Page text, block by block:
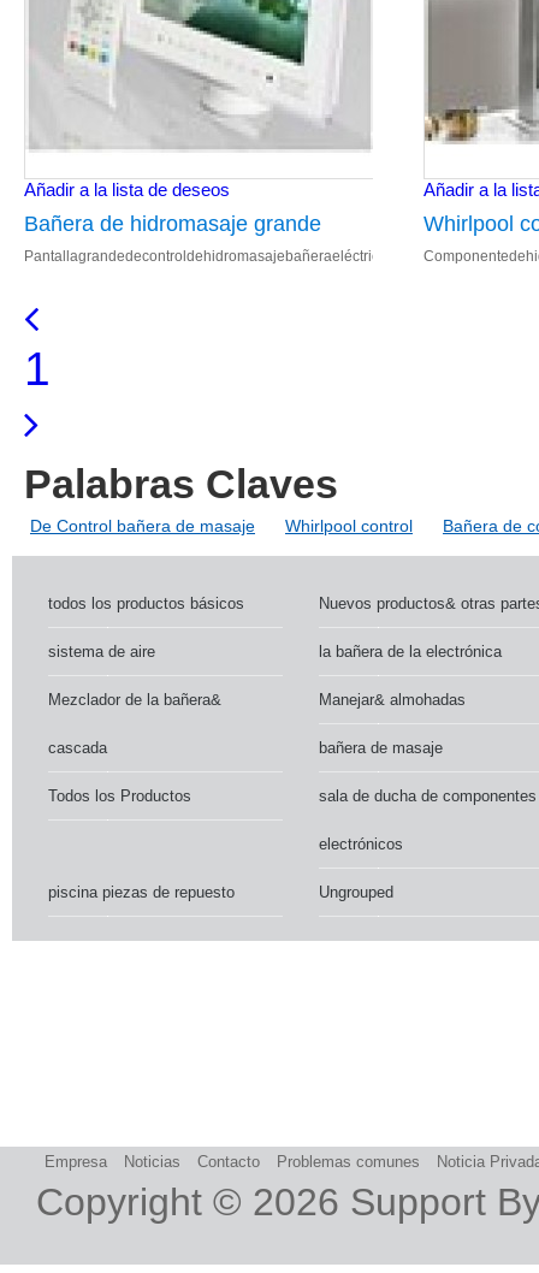
Añadir a la lista de deseos
Bañera de hidromasaje grande
eléctrica pantalla de TV bañera TV
Pantallagrandedecontroldehidromasajebañeraeléctricatv
Añadir a la
Whirlpool
de
1
Palabras Claves
De Control bañera de masaje Whirlpool control Bañera de
todos los productos básicos Nuevos productos& otras
sistema de aire la bañera de la electrónica
Mezclador de la bañera&
cascada
Manejar& almohadas
bañera de masaje
Todos los Productos sala de ducha de componentes
electrónicos
piscina piezas de repuesto Ungrouped
Empresa Noticias Contacto Problemas comunes Noticia
Copyright © 2026 Support